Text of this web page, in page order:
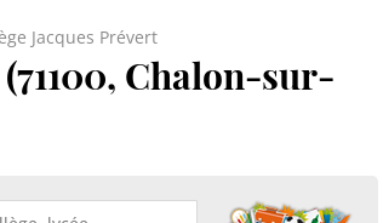
Jacques Prévert
Chalon-sur-